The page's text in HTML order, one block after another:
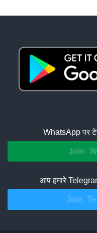
WhatsApp पर
Join
आप हमारे
Join